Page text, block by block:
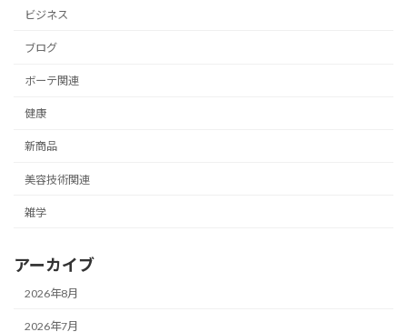
ビジネス
ブログ
ボーテ関連
健康
新商品
美容技術関連
雑学
アーカイブ
2026年8月
2026年7月